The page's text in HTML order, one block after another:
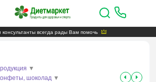
всегда рады Вам помочь
▼
шоколад ▼